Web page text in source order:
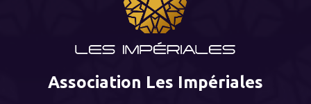
Association Les Impériales